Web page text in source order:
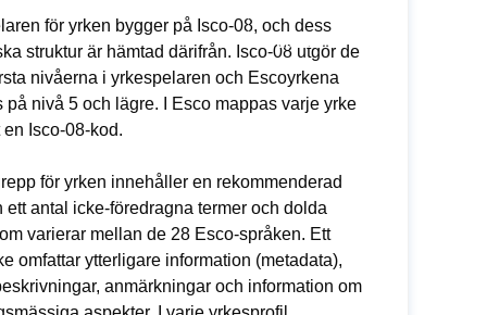
för yrken bygger på Isco-08, och dess
struktur är hämtad därifrån. Isco-08 utgör de
nivåerna i yrkespelaren och Escoyrkena
på nivå 5 och lägre. I Esco mappas varje yrke
Isco-08-kod.
för yrken innehåller en rekommenderad
ett antal icke-föredragna termer och dolda
varierar mellan de 28 Esco-språken. Ett
omfattar ytterligare information (metadata),
anmärkningar och information om